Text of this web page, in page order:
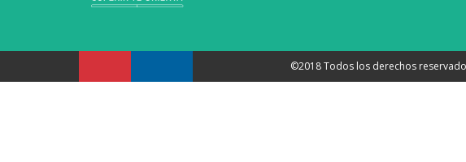
©2018 Todos los derechos